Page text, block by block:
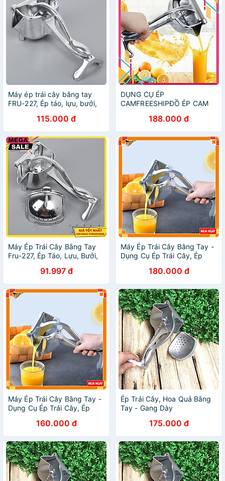
Máy ép trái cây bằng tay
FRU-227, Ép táo, lựu, bưởi,
chuyên dụng115.000 đ
DỤNG CỤ ÉP
CAMFREESHIPĐỒ ÉP CAM
LỢI ĐA NĂNG188.000 đ
Máy Ép Trái Cây Bằng Tay
Fru-227, Ép Táo, Lựu, Bưởi,
Chuyên Dụng - Giao Hàng
Toàn Quốc
91.997 đ
Máy Ép Trái Cây Bằng Tay -
Dụng Cụ Ép Trái Cây, Ép
Toàn, Tiện Dụng
180.000 đ
Máy Ép Trái Cây Bằng Tay -
Dụng Cụ Ép Trái Cây, Ép
Toàn, Tiện Dụng
160.000 đ
Ép Trái Cây, Hoa Quả Bằng
Tay - Gang Dày
175.000 đ